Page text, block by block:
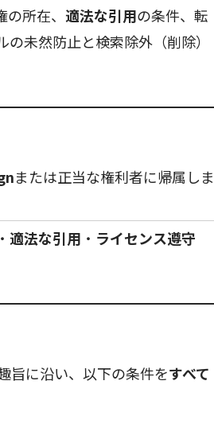
所在、 適法な引用の条件、転
未然防止と検索除外（削除）
または正当な権利者に帰属しま
・ 適法な引用 ・ ライセンス遵守
旨に沿い、以下の条件をすべて